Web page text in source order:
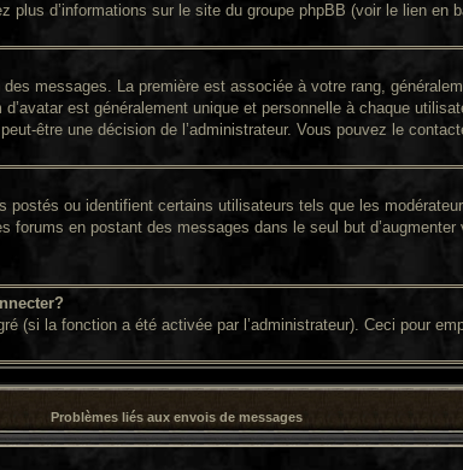
d’informations sur le site du groupe phpBB (voir le lien en
messages. La première est associée à votre rang,
est généralement unique et personnelle à chaque
être une décision de l’administrateur. Vous pouvez le
postés ou identifient certains utilisateurs tels que les
forums en postant des messages dans le seul but
(si la fonction a été activée par l’administrateur). Ceci pour
Problèmes liés aux envois de messages